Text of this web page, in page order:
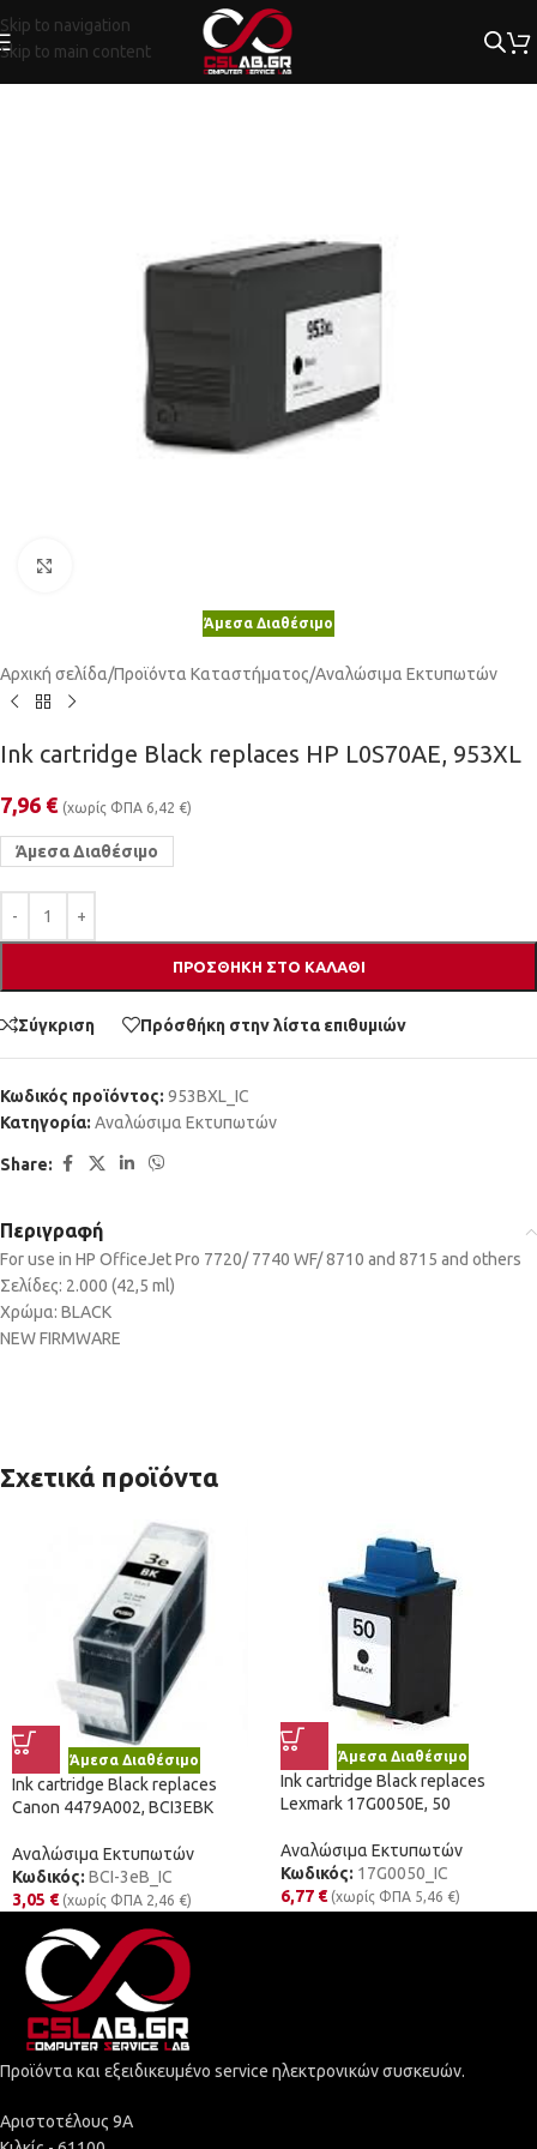
Skip to navigation
Skip to main content
Άμεσα Διαθέσιμο
Αρχική σελίδα/Προϊόντα Καταστήματος/Αναλώσιμα Εκτυπωτών
Ink cartridge Black replaces HP L0S70AE, 953XL
7,96 € (χωρίς ΦΠΑ 6,42 €)
Άμεσα Διαθέσιμο
ΠΡΟΣΘΉΚΗ ΣΤΟ ΚΑΛΆΘΙ
Σύγκριση Πρόσθήκη στην λίστα επιθυμιών
Κωδικός προϊόντος: 953BXL_IC
Κατηγορία: Αναλώσιμα Εκτυπωτών
Share:
Περιγραφή
For use in HP OfficeJet Pro 7720/ 7740 WF/ 8710 and 8715 and others
Σελίδες: 2.000 (42,5 ml)
Χρώμα: BLACK
NEW FIRMWARE
Σχετικά προϊόντα
Άμεσα Διαθέσιμο
Ink cartridge Black replaces
Canon 4479A002, BCI3EBK
Αναλώσιμα Εκτυπωτών
Κωδικός: BCI-3eB_IC
3,05 € (χωρίς ΦΠΑ 2,46 €)
Άμεσα Διαθέσιμο
Ink cartridge Black replaces
Lexmark 17G0050E, 50
Αναλώσιμα Εκτυπωτών
Κωδικός: 17G0050_IC
6,77 € (χωρίς ΦΠΑ 5,46 €)
Προϊόντα και εξειδικευμένο service ηλεκτρονικών συσκευών.
Αριστοτέλους 9Α